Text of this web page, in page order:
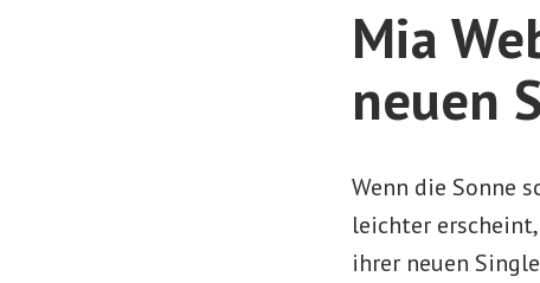
Mia
neuen
Wenn die Sonne
leichter
ihrer neuen